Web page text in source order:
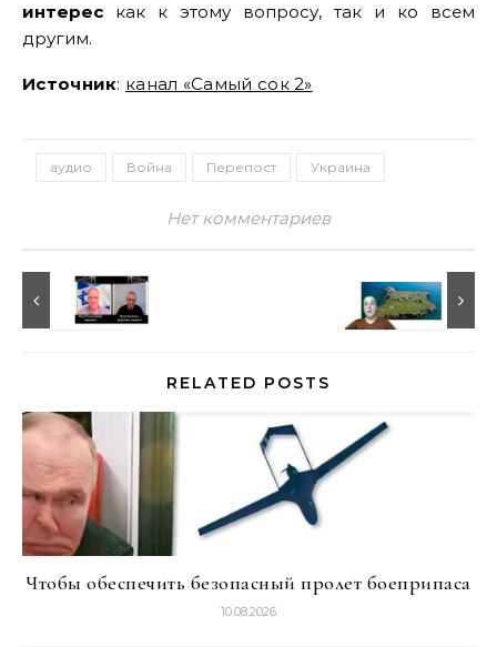
интерес как к этому вопросу, так и ко всем
другим.
Источник: канал «Самый сок 2»
аудио Война Перепост Украина
Нет комментариев
RELATED POSTS
Чтобы обеспечить безопасный пролет боеприпаса
10.08.2026